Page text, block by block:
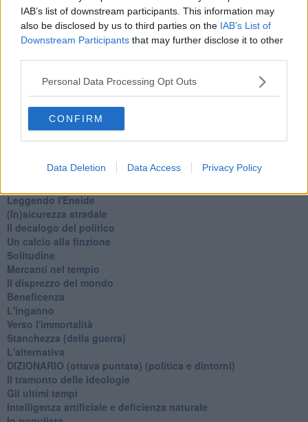
IAB’s list of downstream participants. This information may
also be disclosed by us to third parties on the IAB’s List of
Downstream Participants that may further disclose it to other
Personal Data Processing Opt Outs
CONFIRM
Data Deletion Data Access Privacy Policy
Fine anno al ristorante
La festa di Capodanno
Natale 2024
Re e regnanti
A noi interessa il dito non la luna
Come rubare allo stato e vivere felici
Una performance
​Io (allo specchio)
Tramonto
Passato, presente, futuro
Il giorno dei saldi
Leggendo l'Eneide
​(In)sicurezza stradale
Il decalogo del politico
Un calcio alla finzione
Solitudine
Mercanti nel tempio
Il disprezzo del mondo
Beneficenza
L'inganno
Verso l'immortalità
Stanchezza (della guerra)
L'alternativa
​DIZIONARIO (ottava puntata) (politica e dintorni)
Il tramonto delle ideologie
Gli ultimi tempi
Intelligenza artificiale e deficienza naturale